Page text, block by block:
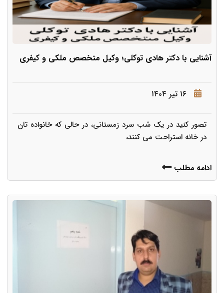
آشنایی با دکتر هادی توکلی؛ وکیل متخصص ملکی و کیفری
۱۶ تیر ۱۴۰۴
تصور کنید در یک شب سرد زمستانی، در حالی که خانواده تان
در خانه استراحت می کنند،
ادامه مطلب